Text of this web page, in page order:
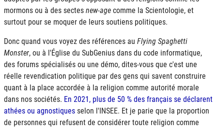
mormons ou à des sectes new-age comme la Scientologie, et
surtout pour se moquer de leurs soutiens politiques.
Donc quand vous voyez des références au Flying Spaghetti
Monster, ou à l'Église du SubGenius dans du code informatique,
des forums spécialisés ou une démo, dites-vous que c'est une
réelle revendication politique par des gens qui savent construire
quant à la place accordée à la religion comme autorité morale
dans nos sociétés. En 2021, plus de 50 % des français se déclarent
athées ou agnostiques selon l' INSEE. Et je parie que la proportion
de personnes qui refusent de considérer toute religion comme